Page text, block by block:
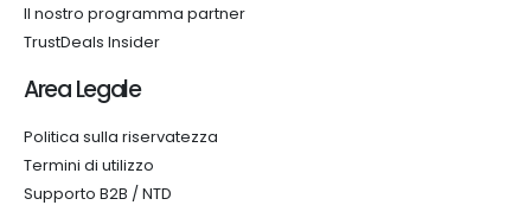
Il nostro programma partner
TrustDeals Insider
Area Legale
Politica sulla riservatezza
Termini di utilizzo
Supporto B2B / NTD